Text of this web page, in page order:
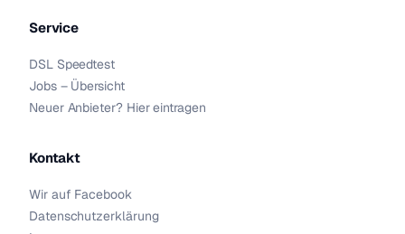
Service
DSL Speedtest
Jobs – Übersicht
Neuer Anbieter? Hier eintragen
Kontakt
Wir auf Facebook
Datenschutzerklärung